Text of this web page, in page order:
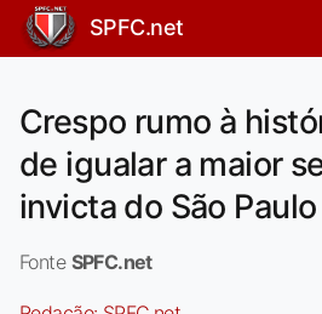
SPFC.net
Crespo rumo à
de igualar a maior
invicta do São Paulo
Fonte SPFC.net